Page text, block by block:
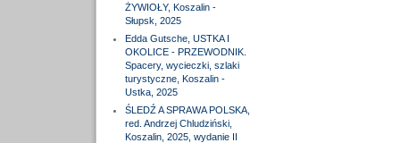
ŻYWIOŁY, Koszalin -
Słupsk, 2025
Edda Gutsche, USTKA I
OKOLICE - PRZEWODNIK.
Spacery, wycieczki, szlaki
turystyczne, Koszalin -
Ustka, 2025
ŚLEDŹ A SPRAWA POLSKA,
red. Andrzej Chludziński,
Koszalin, 2025, wydanie II